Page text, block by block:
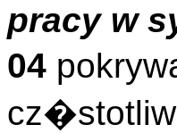
pracy w
04